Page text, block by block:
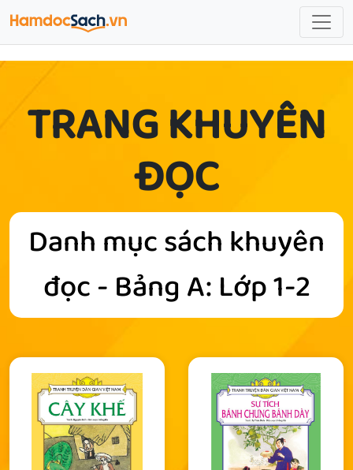
TRANG KHUYÊN
ĐỌC
Danh mục sách khuyên
đọc - Bảng A: Lớp 1-2